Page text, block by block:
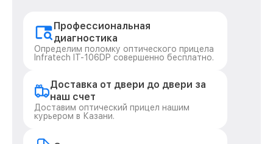
Профессиональная
диагностика
Определим поломку оптического прицела
Infratech IT-106DP совершенно бесплатно.
Доставка от двери до двери за
наш счет
Доставим оптический прицел нашим
курьером в Казани.